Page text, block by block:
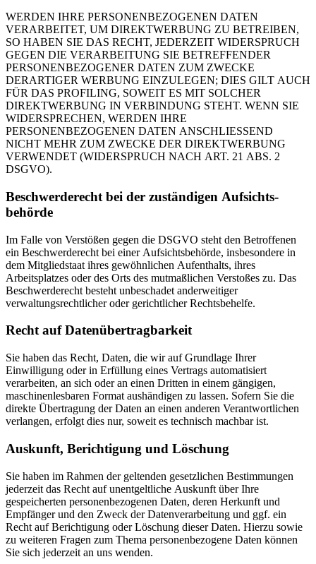
WERDEN IHRE PERSONENBEZOGENEN DATEN
VERARBEITET, UM DIREKTWERBUNG ZU BETREIBEN,
SO HABEN SIE DAS RECHT, JEDERZEIT WIDERSPRUCH
GEGEN DIE VERARBEITUNG SIE BETREFFENDER
PERSONENBEZOGENER DATEN ZUM ZWECKE
DERARTIGER WERBUNG EINZULEGEN; DIES GILT AUCH
FÜR DAS PROFILING, SOWEIT ES MIT SOLCHER
DIREKTWERBUNG IN VERBINDUNG STEHT. WENN SIE
WIDERSPRECHEN, WERDEN IHRE
PERSONENBEZOGENEN DATEN ANSCHLIESSEND
NICHT MEHR ZUM ZWECKE DER DIREKTWERBUNG
VERWENDET (WIDERSPRUCH NACH ART. 21 ABS. 2
DSGVO).
Beschwerde­recht bei der zuständigen Aufsichts­
behörde
Im Falle von Verstößen gegen die DSGVO steht den Betroffenen
ein Beschwerderecht bei einer Aufsichtsbehörde, insbesondere in
dem Mitgliedstaat ihres gewöhnlichen Aufenthalts, ihres
Arbeitsplatzes oder des Orts des mutmaßlichen Verstoßes zu. Das
Beschwerderecht besteht unbeschadet anderweitiger
verwaltungsrechtlicher oder gerichtlicher Rechtsbehelfe.
Recht auf Daten­übertrag­barkeit
Sie haben das Recht, Daten, die wir auf Grundlage Ihrer
Einwilligung oder in Erfüllung eines Vertrags automatisiert
verarbeiten, an sich oder an einen Dritten in einem gängigen,
maschinenlesbaren Format aushändigen zu lassen. Sofern Sie die
direkte Übertragung der Daten an einen anderen Verantwortlichen
verlangen, erfolgt dies nur, soweit es technisch machbar ist.
Auskunft, Berichtigung und Löschung
Sie haben im Rahmen der geltenden gesetzlichen Bestimmungen
jederzeit das Recht auf unentgeltliche Auskunft über Ihre
gespeicherten personenbezogenen Daten, deren Herkunft und
Empfänger und den Zweck der Datenverarbeitung und ggf. ein
Recht auf Berichtigung oder Löschung dieser Daten. Hierzu sowie
zu weiteren Fragen zum Thema personenbezogene Daten können
Sie sich jederzeit an uns wenden.